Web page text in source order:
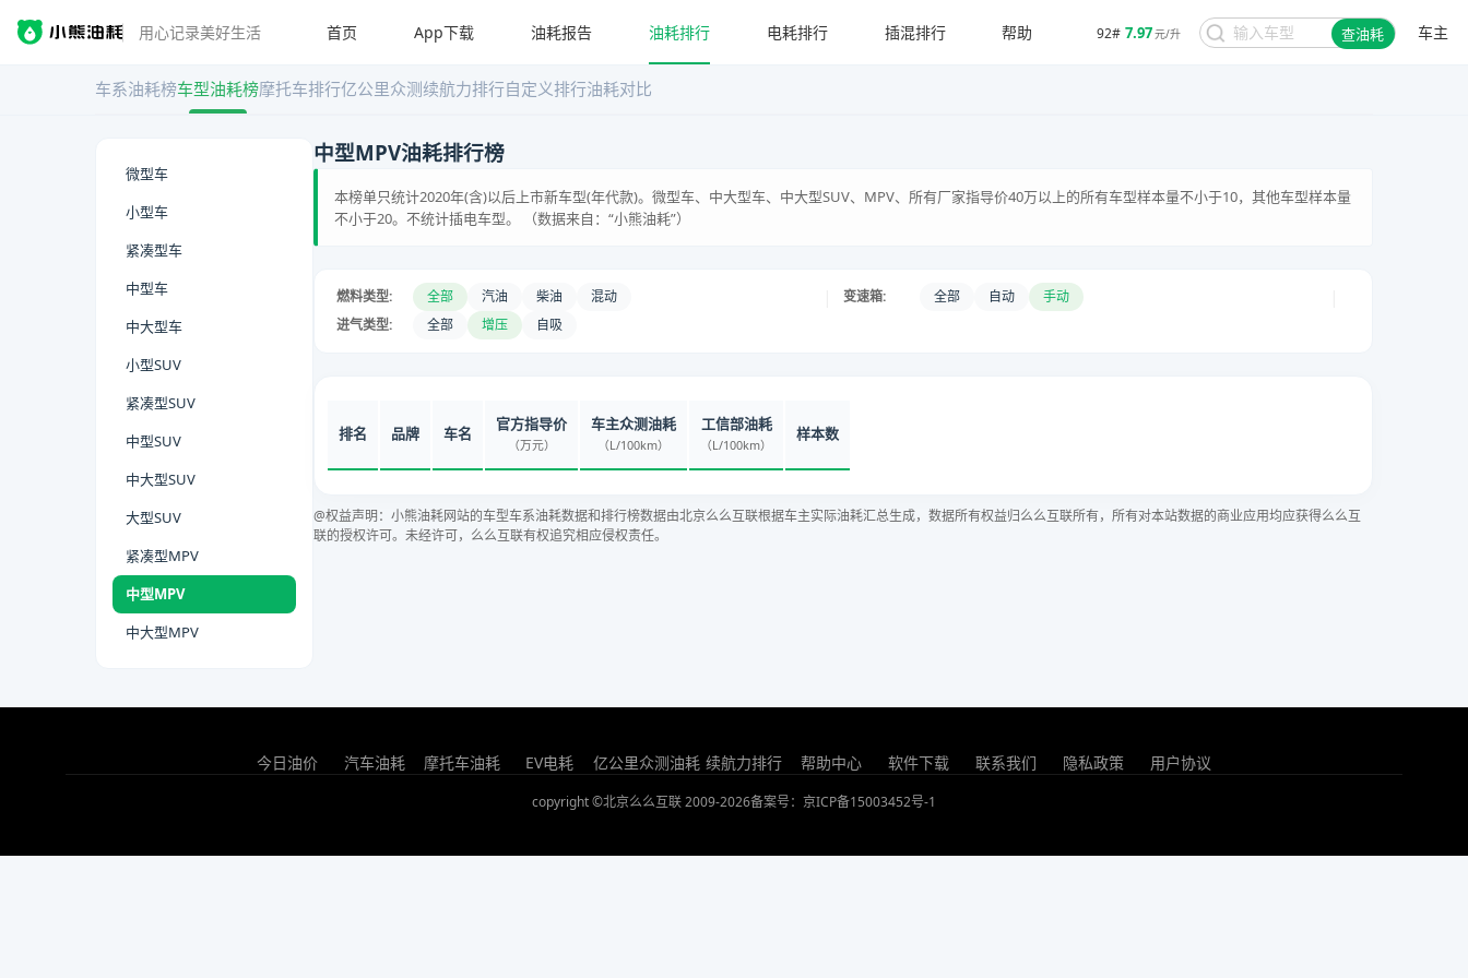
用心记录美好生活 92# 7.97元/升 查油耗 车主
首页 App下载 油耗报告 油耗排行 电耗排行 插混排行 帮助
车系油耗榜车型油耗榜摩托车排行亿公里众测续航力排行自定义排行油耗对比
微型车
小型车
紧凑型车
中型车
中大型车
小型SUV
紧凑型SUV
中型SUV
中大型SUV
大型SUV
紧凑型MPV
中型MPV
中大型MPV
中型MPV油耗排行榜
本榜单只统计2020年(含)以后上市新车型(年代款)。微型车、中大型车、中大型SUV、MPV、所有厂家指导价40万以上的所有车型样本量不小于10，其他车型样本量
不小于20。不统计插电车型。 （数据来自：“小熊油耗”）
燃料类型: 全部 汽油 柴油 混动 变速箱: 全部 自动 手动
进气类型: 全部 增压 自吸
排名 品牌 车名 官方指导价
（万元）
车主众测油耗
（L/100km）
工信部油耗
（L/100km）
样本数
@权益声明：小熊油耗网站的车型车系油耗数据和排行榜数据由北京么么互联根据车主实际油耗汇总生成，数据所有权益归么么互联所有，所有对本站数据的商业应用均应获得么么互
联的授权许可。未经许可，么么互联有权追究相应侵权责任。
今日油价 汽车油耗 摩托车油耗 EV电耗 亿公里众测油耗 续航力排行 帮助中心 软件下载 联系我们 隐私政策 用户协议
copyright ©北京么么互联 2009-2026备案号：京ICP备15003452号-1